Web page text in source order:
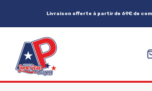
Livraison offerte à partir de 69€ de